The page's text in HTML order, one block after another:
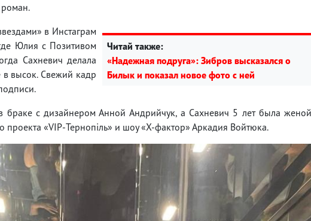
Читай также:
«Надежная подруга»: Зибров высказался о
Билык и показал новое фото с ней
в Инстаграм
Юлия с Позитивом
Сахневич делала
в высок. Свежий кадр
с дизайнером Анной Андрийчук, а Сахневич 5 лет была женой
проекта «VIP-Тернопіль» и шоу «Х-фактор» Аркадия Войтюка.